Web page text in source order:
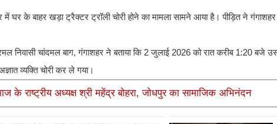
में घर के बाहर खड़ा ट्रैक्टर ट्रॉली चोरी होने का मामला सामने आया है। पीड़ित ने
निवासी चांदमल बाग, गंगाशहर ने बताया कि 2 जुलाई 2026 को रात करीब 1:20 बजे
व्यक्ति चोरी कर ले गया।
के राष्ट्रीय अध्यक्ष श्री महेंद्र बोहरा, जोधपुर का सामाजिक अभिनंदन